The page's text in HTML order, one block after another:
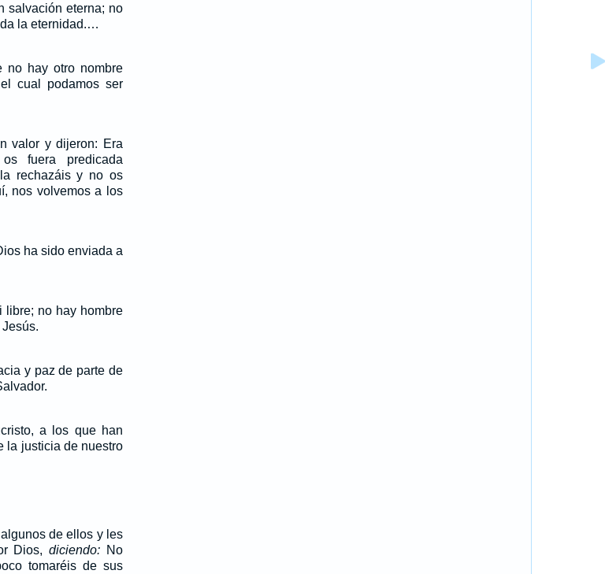
salvación eterna; no
la eternidad.…
no hay otro nombre
cual podamos ser
valor y dijeron: Era
fuera predicada
rechazáis y no os
nos volvemos a los
ha sido enviada a
libre; no hay hombre
y paz de parte de
a los que han
la justicia de nuestro
de ellos y les
Dios,diciendo: No
tomaréis de sus